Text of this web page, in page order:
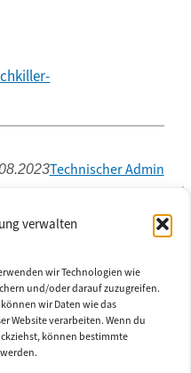
verwalten
wir Technologien wie
und/oder darauf zuzugreifen.
wir Daten wie das
Website verarbeiten. Wenn du
können bestimmte
Technischer Admin